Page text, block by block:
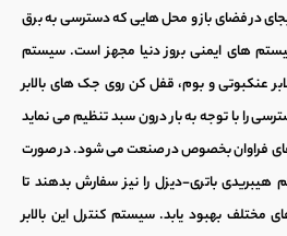
در فضای باز و محل هایی که دسترسی به برق
های ایمنی بروز دنیا مجهز است. سیستم
عنکبوتیو بوم، قفل کن روی جک هایبالابر
را با توجه به بار درون سبد تنظیم می نماید
فراوان بخصوص در صنعت می شود. در صورت
باتری-دیزل را نیز سفارش بدهند تا
مختلف بهبود یابد. سیستم کنترل این بالابر